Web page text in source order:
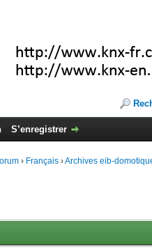
S’enregistrer
› Français ›Archives eib-